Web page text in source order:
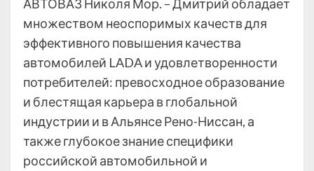
АВТОВАЗ Николя Мор. – Дмитрий обладает
множеством неоспоримых качеств для
эффективного повышения качества
автомобилей LADA и удовлетворенности
потребителей: превосходное образование
и блестящая карьера в глобальной
индустрии и в Альянсе Рено-Ниссан, а
также глубокое знание специфики
российской автомобильной и